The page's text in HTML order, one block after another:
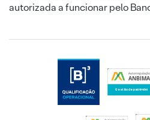
autorizada a funcionar pelo